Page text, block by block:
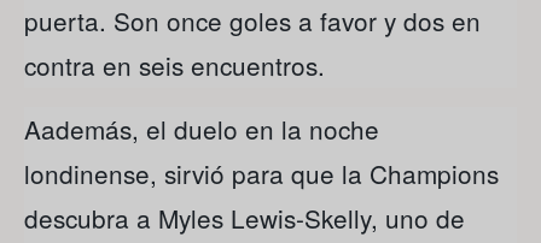
puerta. Son once goles a favor y dos en
contra en seis encuentros.
Aademás, el duelo en la noche
londinense, sirvió para que la Champions
descubra a Myles Lewis-Skelly, uno de